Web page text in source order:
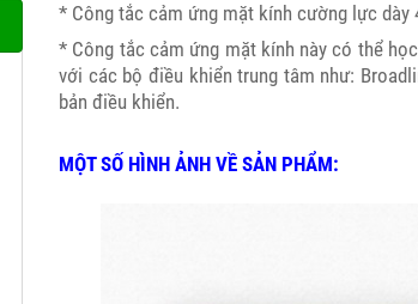
* Công tắc cảm ứng mặt kính cường lực
* Công tắc cảm ứng mặt kính này có thể
với các bộ điều khiển trung tâm như:
bản điều khiển.
MỘT SỐ HÌNH ẢNH VỀ SẢN PHẨM: